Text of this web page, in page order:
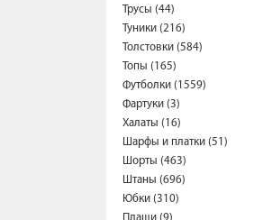
Трусы (44)
Туники (216)
Толстовки (584)
Топы (165)
Футболки (1559)
Фартуки (3)
Халаты (16)
Шарфы и платки (51)
Шорты (463)
Штаны (696)
Юбки (310)